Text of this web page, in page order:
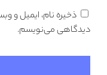
ذخیره نام، ایمیل و
دیدگاهی می‌نویسم.